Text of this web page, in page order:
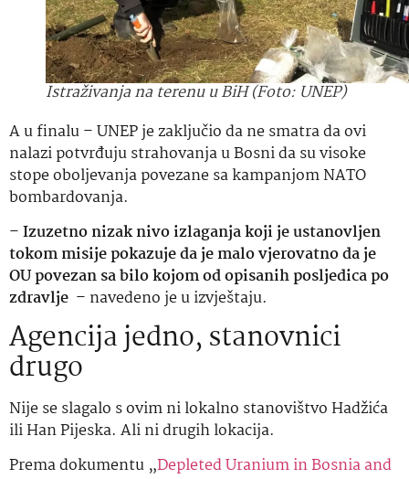
Istraživanja na terenu u BiH (Foto: UNEP)
A u finalu – UNEP je zaključio da ne smatra da ovi
nalazi potvrđuju strahovanja u Bosni da su visoke
stope oboljevanja povezane sa kampanjom NATO
bombardovanja.
–Izuzetno nizak nivo izlaganja koji je ustanovljen
tokom misije pokazuje da je malo vjerovatno da je
OU povezan sa bilo kojom od opisanih posljedica po
zdravlje – navedeno je u izvještaju.
Agencija jedno, stanovnici
drugo
Nije se slagalo s ovim ni lokalno stanovištvo Hadžića
ili Han Pijeska. Ali ni drugih lokacija.
Prema dokumentu „Depleted Uranium in Bosnia and